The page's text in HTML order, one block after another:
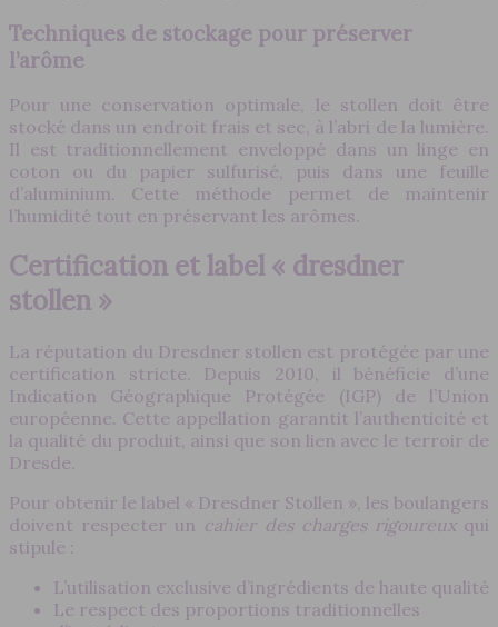
Techniques de stockage pour préserver
l’arôme
Pour une conservation optimale, le stollen doit être
stocké dans un endroit frais et sec, à l’abri de la lumière.
Il est traditionnellement enveloppé dans un linge en
coton ou du papier sulfurisé, puis dans une feuille
d’aluminium. Cette méthode permet de maintenir
l’humidité tout en préservant les arômes.
Certification et label « dresdner
stollen »
La réputation du Dresdner stollen est protégée par une
certification stricte. Depuis 2010, il bénéficie d’une
Indication Géographique Protégée (IGP) de l’Union
européenne. Cette appellation garantit l’authenticité et
la qualité du produit, ainsi que son lien avec le terroir de
Dresde.
Pour obtenir le label « Dresdner Stollen », les boulangers
doivent respecter un cahier des charges rigoureux qui
stipule :
L’utilisation exclusive d’ingrédients de haute qualité
Le respect des proportions traditionnelles